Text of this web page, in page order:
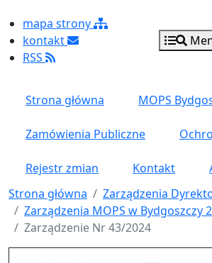
mapa strony
kontakt
RSS
Strona główna MOPS
Zamówienia Publiczne
Rejestr zmian Kontakt
Strona główna
Zarządzenia
Zarządzenia MOPS w Bydgoszczy
Zarządzenie Nr 43/2024